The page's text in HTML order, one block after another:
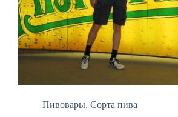
Пивовары, Сорта пива